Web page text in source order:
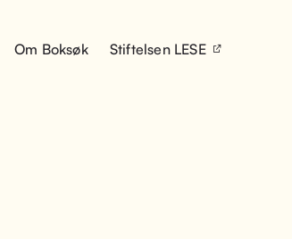
Om Boksøk Stiftelsen LESE